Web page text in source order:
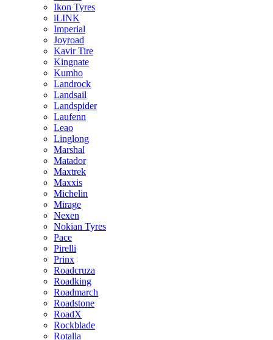
Ikon Tyres
iLINK
Imperial
Joyroad
Kavir Tire
Kingnate
Kumho
Landrock
Landsail
Landspider
Laufenn
Leao
Linglong
Marshal
Matador
Maxtrek
Maxxis
Michelin
Mirage
Nexen
Nokian Tyres
Pace
Pirelli
Prinx
Roadcruza
Roadking
Roadmarch
Roadstone
RoadX
Rockblade
Rotalla